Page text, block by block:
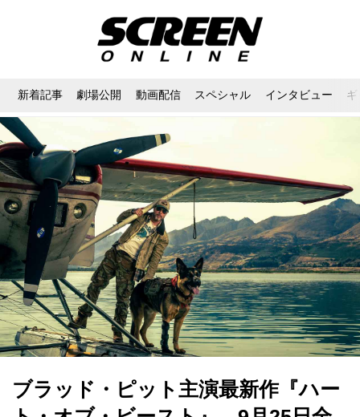
新着記事 劇場公開 動画配信 スペシャル インタビュー
ブラッド・ピット主演最新作『ハー